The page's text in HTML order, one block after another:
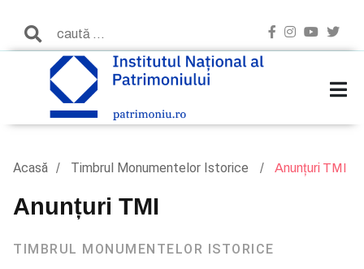
Acasă Timbrul Monumentelor Istorice Anunțuri TMI
Anunțuri TMI
TIMBRUL MONUMENTELOR ISTORICE